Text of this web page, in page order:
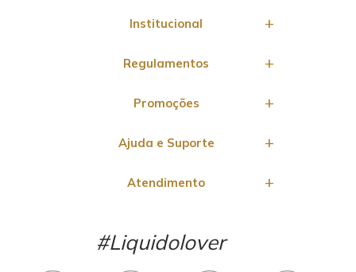
Institucional
Regulamentos
Promoções
Ajuda e Suporte
Atendimento
#Liquidolover